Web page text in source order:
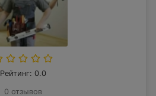
Рейтинг: 0.0
0 отзывов